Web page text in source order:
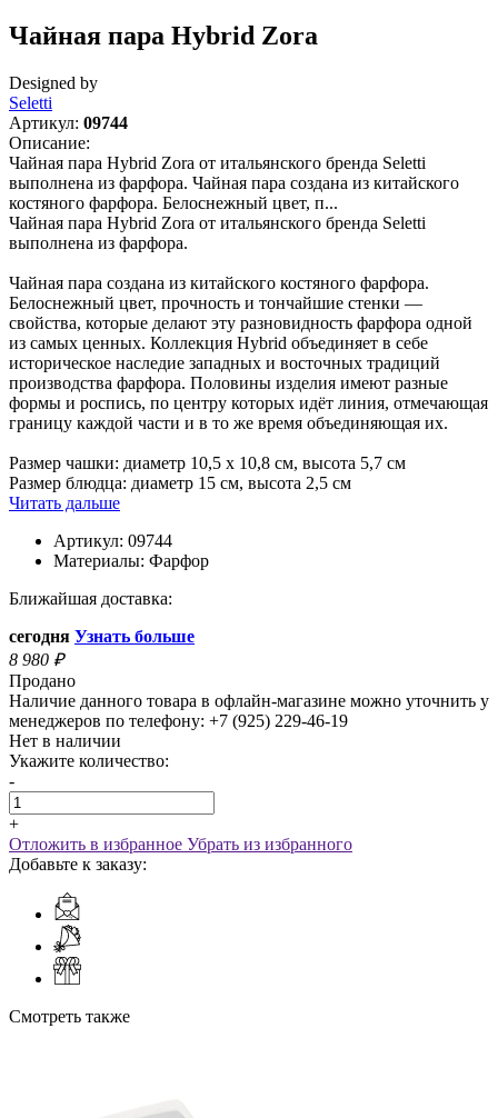
Чайная пара Hybrid Zora
Designed by
Seletti
Артикул: 09744
Описание:
Чайная пара Hybrid Zora от итальянского бренда Seletti
выполнена из фарфора. Чайная пара создана из китайского
костяного фарфора. Белоснежный цвет, п...
Чайная пара Hybrid Zora от итальянского бренда Seletti
выполнена из фарфора.
Чайная пара создана из китайского костяного фарфора.
Белоснежный цвет, прочность и тончайшие стенки —
свойства, которые делают эту разновидность фарфора одной
из самых ценных. Коллекция Hybrid объединяет в себе
историческое наследие западных и восточных традиций
производства фарфора. Половины изделия имеют разные
формы и роспись, по центру которых идёт линия, отмечающая
границу каждой части и в то же время объединяющая их.
Размер чашки: диаметр 10,5 x 10,8 см, высота 5,7 см
Размер блюдца: диаметр 15 см, высота 2,5 см
Читать дальше
Артикул: 09744
Материалы: Фарфор
Ближайшая доставка:
сегодня Узнать больше
8 980 ₽
Продано
Наличие данного товара в офлайн-магазине можно уточнить у
менеджеров по телефону: +7 (925) 229-46-19
Нет в наличии
Укажите количество:
-
+
Отложить в избранное Убрать из избранного
Добавьте к заказу:
Смотреть также